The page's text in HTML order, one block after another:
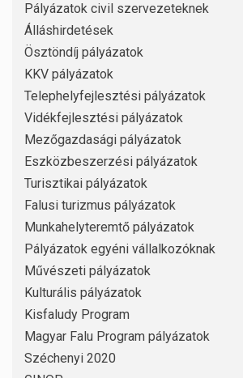
Pályázatok civil szervezeteknek
Álláshirdetések
Ösztöndíj pályázatok
KKV pályázatok
Telephelyfejlesztési pályázatok
Vidékfejlesztési pályázatok
Mezőgazdasági pályázatok
Eszközbeszerzési pályázatok
Turisztikai pályázatok
Falusi turizmus pályázatok
Munkahelyteremtő pályázatok
Pályázatok egyéni vállalkozóknak
Művészeti pályázatok
Kulturális pályázatok
Kisfaludy Program
Magyar Falu Program pályázatok
Széchenyi 2020